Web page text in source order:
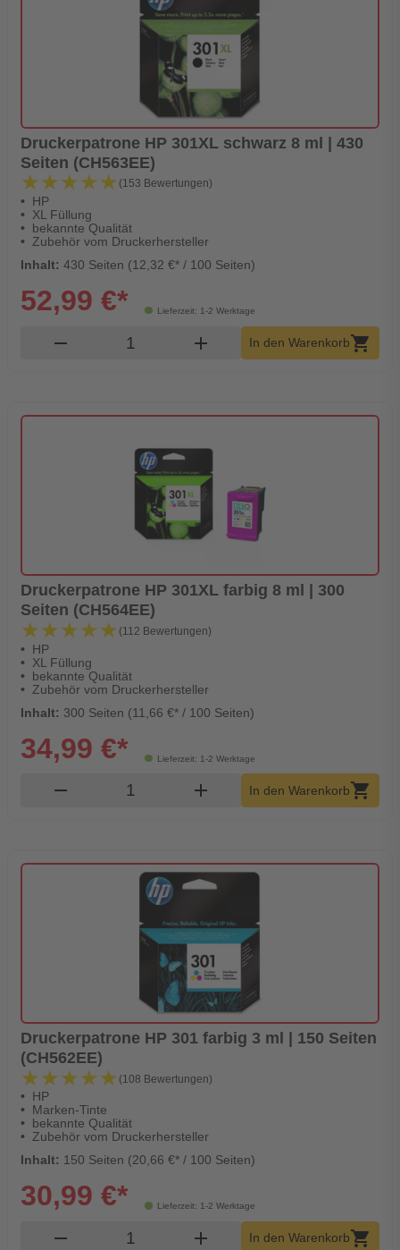
Druckerpatrone HP 301XL schwarz 8 ml | 430
Seiten (CH563EE)
★★★★★
★★★★★ (153 Bewertungen)
HP
XL Füllung
bekannte Qualität
Zubehör vom Druckerhersteller
Inhalt: 430 Seiten (12,32 €* / 100 Seiten)
Lieferzeit: 1-2 Werktage
52,99 €*
remove Produkt Warenkorb Menge
add In den Warenkorbshopping_cart
Druckerpatrone HP 301XL farbig 8 ml | 300
Seiten (CH564EE)
★★★★★
★★★★★ (112 Bewertungen)
HP
XL Füllung
bekannte Qualität
Zubehör vom Druckerhersteller
Inhalt: 300 Seiten (11,66 €* / 100 Seiten)
Lieferzeit: 1-2 Werktage
34,99 €*
remove Produkt Warenkorb Menge
add In den Warenkorbshopping_cart
Druckerpatrone HP 301 farbig 3 ml | 150 Seiten
(CH562EE)
★★★★★
★★★★★ (108 Bewertungen)
HP
Marken-Tinte
bekannte Qualität
Zubehör vom Druckerhersteller
Inhalt: 150 Seiten (20,66 €* / 100 Seiten)
Lieferzeit: 1-2 Werktage
30,99 €*
remove Produkt Warenkorb Menge
add In den Warenkorbshopping_cart